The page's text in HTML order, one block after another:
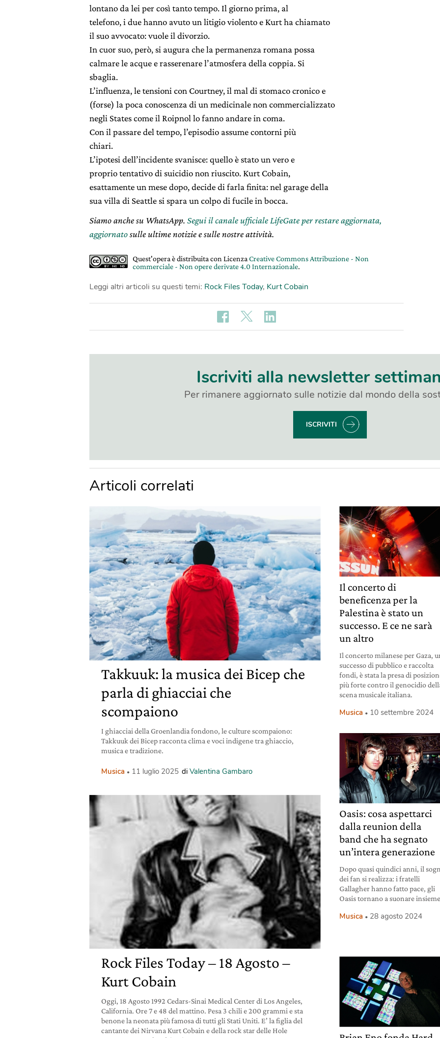
lontano da lei per così tanto tempo. Il giorno prima, al
telefono, i due hanno avuto un litigio violento e Kurt ha chiamato
il suo avvocato: vuole il divorzio.
In cuor suo, però, si augura che la permanenza romana possa
calmare le acque e rasserenare l’atmosfera della coppia. Si
sbaglia.
L’influenza, le tensioni con Courtney, il mal di stomaco cronico e
(forse) la poca conoscenza di un medicinale non commercializzato
negli States come il Roipnol lo fanno andare in coma.
Con il passare del tempo, l’episodio assume contorni più
chiari.
L’ipotesi dell’incidente svanisce: quello è stato un vero e
proprio tentativo di suicidio non riuscito. Kurt Cobain,
esattamente un mese dopo, decide di farla finita: nel garage della
sua villa di Seattle si spara un colpo di fucile in bocca.
Siamo anche su WhatsApp. Segui il canale ufficiale LifeGate per restare aggiornata,
aggiornatosulle ultime notizie e sulle nostre attività.
Quest'opera è distribuita con Licenza Creative Commons Attribuzione - Non
commerciale - Non opere derivate 4.0 Internazionale.
Leggi altri articoli su questi temi: Rock Files Today, Kurt Cobain
Iscriviti alla newsletter
Per rimanere aggiornato sulle notizie dal mondo della
ISCRIVITI
Articoli correlati
Takkuuk: la musica dei Bicep che
parla di ghiacciai che
scompaiono
I ghiacciai della Groenlandia fondono, le culture scompaiono:
Takkuuk dei Bicep racconta clima e voci indigene tra ghiaccio,
musica e tradizione.
Musica 11 luglio 2025 di Valentina Gambaro
Rock Files Today – 18 Agosto –
Kurt Cobain
Oggi, 18 Agosto 1992 Cedars-Sinai Medical Center di Los Angeles,
California. Ore 7 e 48 del mattino. Pesa 3 chili e 200 grammi e sta
benone la neonata più famosa di tutti gli Stati Uniti. E’ la figlia del
cantante dei Nirvana Kurt Cobain e della rock star delle Hole
Il concerto di
beneficenza per la
Palestina è stato un
successo. E ce ne sarà
un altro
Il concerto milanese per Gaza,
successo di pubblico e raccolta
fondi, è stata la presa di
più forte contro il genocidio
scena musicale italiana.
Musica 10 settembre 2024
Oasis: cosa aspettarci
dalla reunion della
band che ha segnato
un’intera generazione
Dopo quasi quindici anni, il
dei fan si realizza: i fratelli
Gallagher hanno fatto pace, gli
Oasis tornano a suonare
Musica 28 agosto 2024